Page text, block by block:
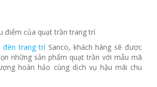
điểm của quạt trần trang trí
đèn trang tríSanco, khách hàng sẽ được
những sản phẩm quạt trần với mẫu mã
hoàn hảo cùng dịch vụ hậu mãi chu